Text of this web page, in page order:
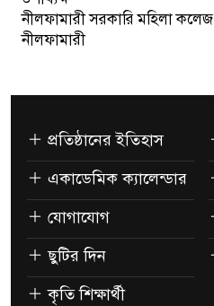
নীলফামারী সরকারি মহিলা কলেজ
নীলফামারী
প্রতিষ্ঠানের ইতিহাস
একাডেমিক ক্যালেন্ডার
যোগাযোগ
ছুটির দিন
কৃতি শিক্ষার্থী